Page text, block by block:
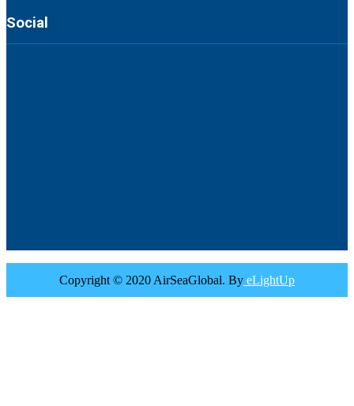
Social
Copyright © 2020 AirSeaGlobal. By eLightUp